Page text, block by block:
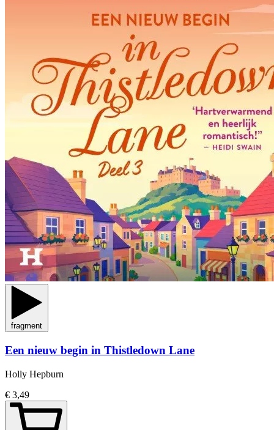
fragment
Een nieuw begin in Thistledown Lane
Holly Hepburn
€ 3,49